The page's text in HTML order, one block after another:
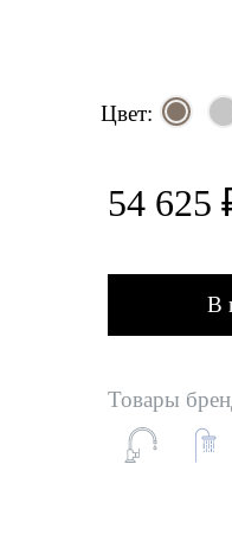
Цвет:
54 625
В
Товары